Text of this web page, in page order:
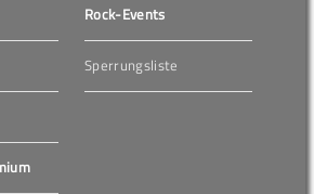
Rock-Events
Sperrungsliste